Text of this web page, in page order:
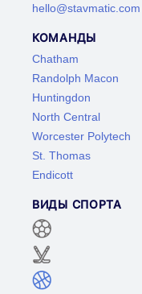
hello@stavmatic.com
КОМАНДЫ
Chatham
Randolph Macon
Huntingdon
North Central
Worcester Polytech
St. Thomas
Endicott
ВИДЫ СПОРТА